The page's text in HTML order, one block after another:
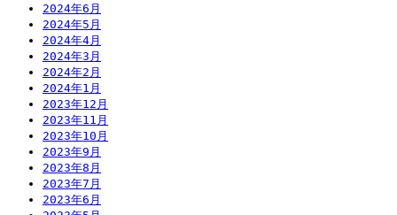
2024年6月
2024年5月
2024年4月
2024年3月
2024年2月
2024年1月
2023年12月
2023年11月
2023年10月
2023年9月
2023年8月
2023年7月
2023年6月